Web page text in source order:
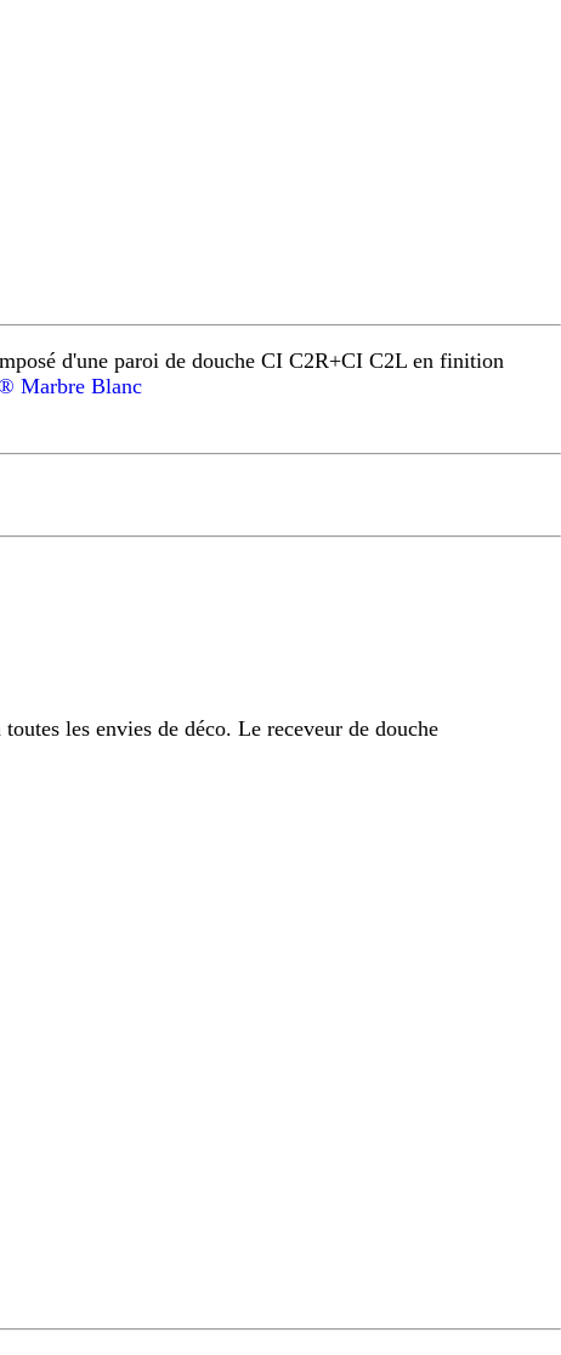
d'une paroi de douche CI C2R+CI C2L en finition
Marbre Blanc
les envies de déco. Le receveur de douche